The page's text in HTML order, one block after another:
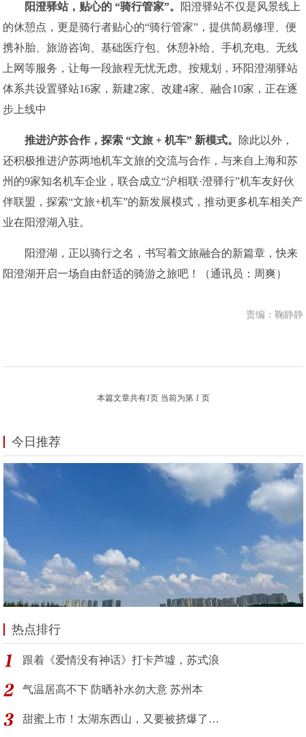
阳澄驿站， 贴心的 “骑行管家”。 阳澄驿站不仅是风景线上
的休憩点，更是骑行者贴心的“骑行管家”，提供简易修理、便
携补胎、旅游咨询、基础医疗包、休憩补给、手机充电、无线
上网等服务，让每一段旅程无忧无虑。按规划，环阳澄湖驿站
体系共设置驿站16家，新建2家、改建4家、融合10家，正在逐
步上线中
推进沪苏合作 ，探索 “文旅 + 机车” 新模式。 除此以外，
还积极推进沪苏两地机车文旅的交流与合作，与来自上海和苏
州的9家知名机车企业，联合成立“沪相联·澄驿行”机车友好伙
伴联盟，探索“文旅+机车”的新发展模式，推动更多机车相关产
业在阳澄湖入驻。
阳澄湖，正以骑行之名，书写着文旅融合的新篇章，快来
阳澄湖开启一场自由舒适的骑游之旅吧！（通讯员：周爽）
责编：鞠静静
本篇文章共有1页 当前为第 1 页
今日推荐
热点排行
跟着《爱情没有神话》打卡芦墟，苏式浪
气温居高不下 防晒补水勿大意 苏州本
甜蜜上市！太湖东西山，又要被挤爆了…